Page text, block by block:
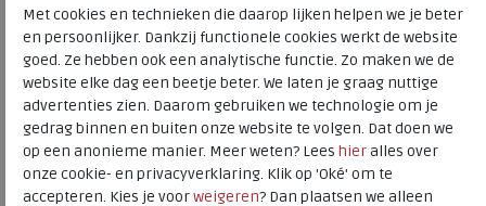
en gemaakt van hoogwaardig massief aluminium. Deze
pasjeshouder is voorzien van een leren hoes met
drukknoopsluiting waarin je zowel pasjes als briefgeld
kunt bewaren.De kern is gemaakt van massief aluminium
en voorzien van de nieuwste RFID bescherming. Wanneer
je de kleine hendel onderaan de kaarthouder naar je toe
trekt, komen de pasjes in waaiervorm uit de
pasjeshouder. Zo heb je direct een duidelijk overzicht van
Met cookies en technieken die daarop lijken helpen we je beter
en persoonlijker. Dankzij functionele cookies werkt de website
goed. Ze hebben ook een analytische functie. Zo maken we de
website elke dag een beetje beter. We laten je graag nuttige
advertenties zien. Daarom gebruiken we technologie om je
gedrag binnen en buiten onze website te volgen. Dat doen we
op een anonieme manier. Meer weten? Lees hieralles over
onze cookie- en privacyverklaring. Klik op 'Oké' om te
accepteren. Kies je voorweigeren? Dan plaatsen we alleen